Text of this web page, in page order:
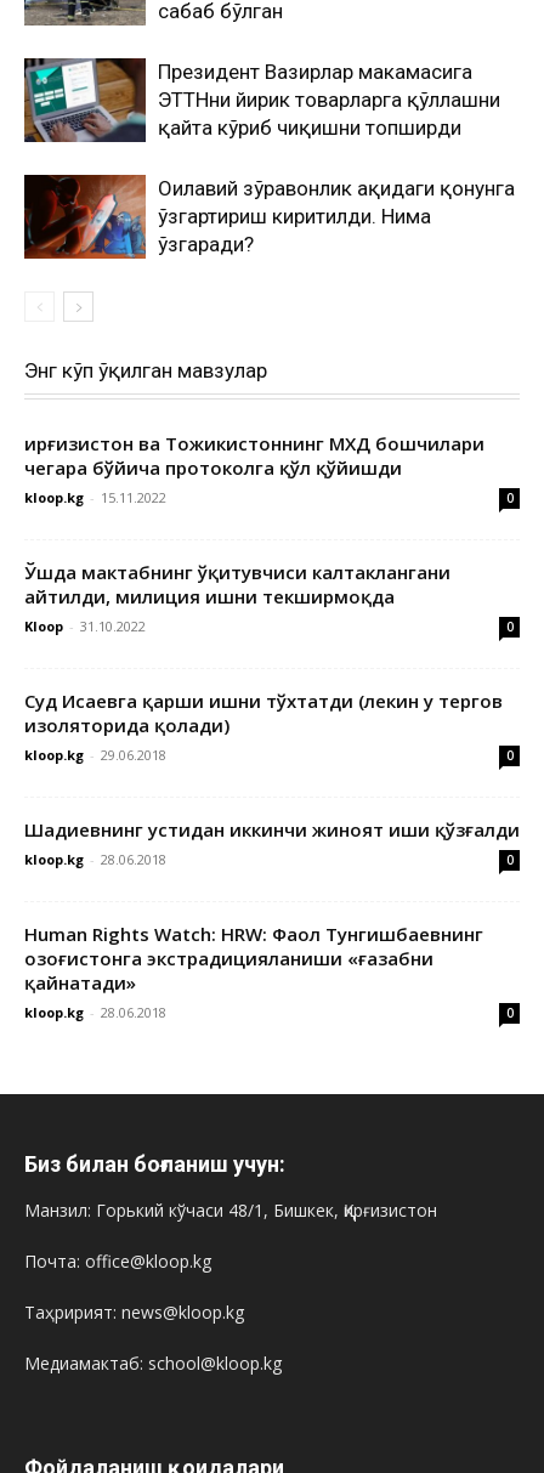
сабаб бўлган
Президент Вазирлар маҳкамасига
ЭТТНни йирик товарларга қўллашни
қайта кўриб чиқишни топширди
Оилавий зўравонлик ҳақидаги қонунга
ўзгартириш киритилди. Нима
ўзгаради?
Энг кўп ўқилган мавзулар
Қирғизистон ва Тожикистоннинг МХДҚ бошчилари
чегара бўйича протоколга қўл қўйишди
kloop.kg - 15.11.2022 0
Ўшда мактабнинг ўқитувчиси калтаклангани
айтилди, милиция ишни текширмоқда
Kloop - 31.10.2022 0
Суд Исаевга қарши ишни тўхтатди (лекин у тергов
изоляторида қолади)
kloop.kg - 29.06.2018 0
Шадиевнинг устидан иккинчи жиноят иши қўзғалди
kloop.kg - 28.06.2018 0
Human Rights Watch: HRW: Фаол Тунгишбаевнинг
Қозоғистонга экстрадицияланиши «ғазабни
қайнатади»
kloop.kg - 28.06.2018 0
Биз билан боғланиш учун:
Манзил: Горький кўчаси 48/1, Бишкек, Қирғизистон
Почта: office@kloop.kg
Таҳририят: news@kloop.kg
Медиамактаб: school@kloop.kg
Фойдаланиш қоидалари